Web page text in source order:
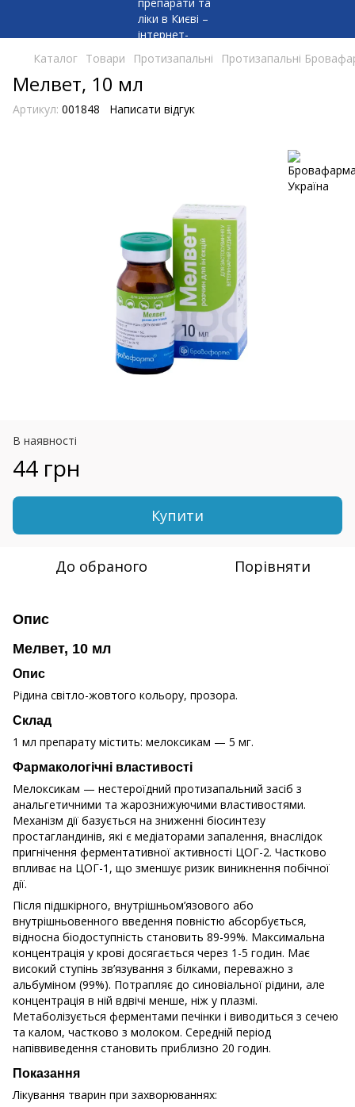
Каталог Товари Протизапальні Протизапальні
Мелвет, 10 мл
Артикул: 001848 Написати відгук
В наявності
44 грн
Купити
До обраного Порівняти
Опис
Мелвет, 10 мл
Опис
Рідина світло-жовтого кольору, прозора.
Склад
1 мл препарату містить: мелоксикам — 5 мг.
Фармакологічні властивості
Мелоксикам — нестероїдний протизапальний засіб з
анальгетичними та жарознижуючими властивостями.
Механізм дії базується на зниженні біосинтезу
простагландинів, які є медіаторами запалення, внаслідок
пригнічення ферментативної активності ЦОГ-2. Частково
впливає на ЦОГ-1, що зменшує ризик виникнення побічної
дії.
Після підшкірного, внутрішньом’язового або
внутрішньовенного введення повністю абсорбується,
відносна біодоступність становить 89-99%. Максимальна
концентрація у крові досягається через 1-5 годин. Має
високий ступінь зв’язування з білками, переважно з
альбуміном (99%). Потрапляє до синовіальної рідини, але
концентрація в ній вдвічі менше, ніж у плазмі.
Метаболізується ферментами печінки і виводиться з сечею
та калом, частково з молоком. Середній період
напіввиведення становить приблизно 20 годин.
Показання
Лікування тварин при захворюваннях: